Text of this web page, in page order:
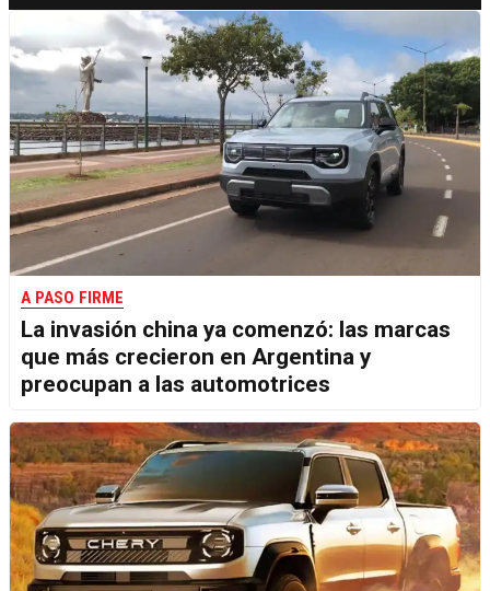
A PASO FIRME
La invasión china ya comenzó: las marcas
que más crecieron en Argentina y
preocupan a las automotrices